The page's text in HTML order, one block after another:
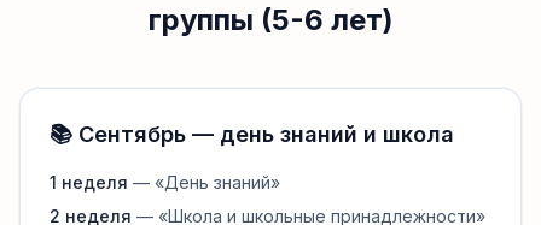
группы (5-6 лет)
📚 Сентябрь — день знаний и школа
1 неделя — «День знаний»
2 неделя — «Школа и школьные принадлежности»